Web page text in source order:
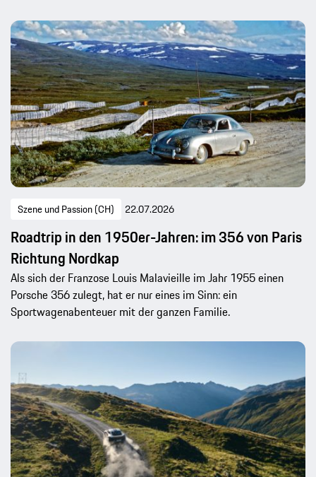
Szene und Passion (CH) 22.07.2026
Roadtrip in den 1950er-Jahren: im 356 von Paris
Richtung Nordkap
Als sich der Franzose Louis Malavieille im Jahr 1955 einen
Porsche 356 zulegt, hat er nur eines im Sinn: ein
Sportwagenabenteuer mit der ganzen Familie.